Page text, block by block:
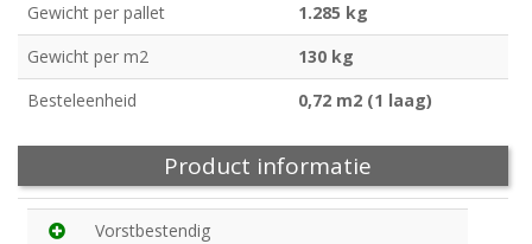
Gewicht per pallet
1.285 kg
Gewicht per m2
130 kg
Besteleenheid
0,72 m2 (1 laag)
Product informatie
Vorstbestendig